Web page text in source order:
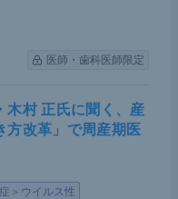
医師・歯科医師限定
木村 正氏に聞く、産
改革」で周産期医
＞ウイルス性